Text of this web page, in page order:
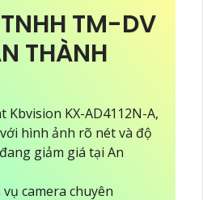
TM-DV
THÀNH
Kbvision KX-AD4112N-A,
hình ảnh rõ nét và độ
giảm giá tại An
camera chuyên